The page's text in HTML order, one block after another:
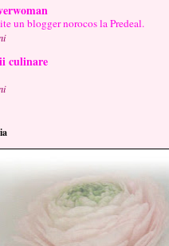
un blogger norocos la Predeal.
culinare